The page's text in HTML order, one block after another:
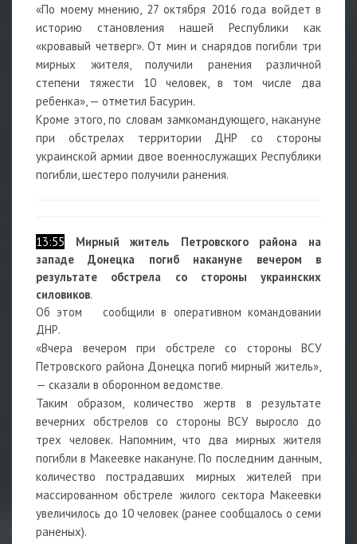
«По моему мнению, 27 октября 2016 года войдет в
историю становления нашей Республики как
«кровавый четверг». От мин и снарядов погибли три
мирных жителя, получили ранения различной
степени тяжести 10 человек, в том числе два
ребенка», — отметил Басурин.
Кроме этого, по словам замкомандующего, накануне
при обстрелах территории ДНР со стороны
украинской армии двое военнослужащих Республики
погибли, шестеро получили ранения.
13:55
Мирный житель Петровского района на
западе Донецка погиб накануне вечером в
результате обстрела со стороны украинских
силовиков.
Об этом сообщили в оперативном командовании
ДНР.
«Вчера вечером при обстреле со стороны ВСУ
Петровского района Донецка погиб мирный житель»,
— сказали в оборонном ведомстве.
Таким образом, количество жертв в результате
вечерних обстрелов со стороны ВСУ выросло до
трех человек. Напомним, что два мирных жителя
погибли в Макеевке накануне. По последним данным,
количество пострадавших мирных жителей при
массированном обстреле жилого сектора Макеевки
увеличилось до 10 человек (ранее сообщалось о семи
раненых).